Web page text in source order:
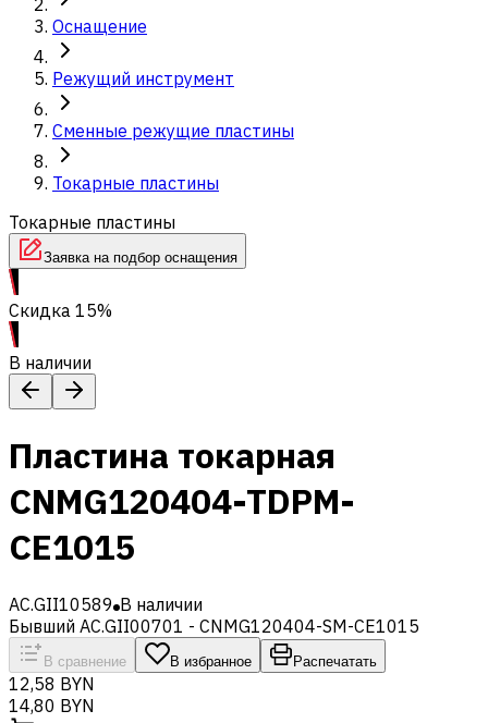
Оснащение
Режущий инструмент
Сменные режущие пластины
Токарные пластины
Токарные пластины
Заявка на подбор оснащения
Скидка 15%
В наличии
Пластина токарная
CNMG120404-TDPM-
CE1015
AC.GII10589 В наличии
Бывший AC.GII00701 - CNMG120404-SM-CE1015
В сравнение В избранное Распечатать
12,58 BYN
14,80 BYN